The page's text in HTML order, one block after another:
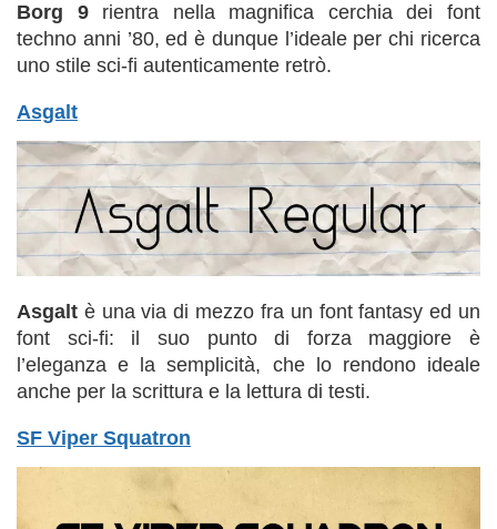
Borg 9rientra nella magnifica cerchia dei font
techno anni ’80, ed è dunque l’ideale per chi ricerca
uno stile sci-fi autenticamente retrò.
Asgalt
Asgalt è una via di mezzo fra un font fantasy ed un
font sci-fi: il suo punto di forza maggiore è
l’eleganza e la semplicità, che lo rendono ideale
anche per la scrittura e la lettura di testi.
SF Viper Squatron